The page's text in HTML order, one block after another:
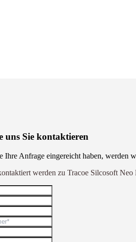
uns Sie kontaktieren
Ihre Anfrage eingereicht haben, werden
werden zu Tracoe Silcosoft